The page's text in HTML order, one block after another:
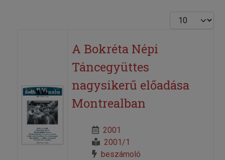
Tételek #
A Bokréta Népi
Táncegyüttes
nagysikerű előadása
Montrealban
2001
2001/1
beszámoló